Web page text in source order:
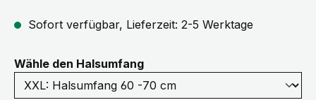
Sofort verfügbar, Lieferzeit: 2-5 Werktage
Wähle den Halsumfangauswählen